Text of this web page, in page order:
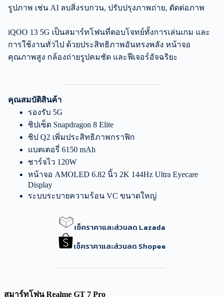
รูปภาพ เช่น AI ลบสิ่งรบกวน, ปรับปรุงภาพถ่าย, ตัดต่อภาพ
iQOO 13 5G เป็นสมาร์ทโฟนที่ตอบโจทย์ทั้งการเล่นเกม และ
การใช้งานทั่วไป ด้วยประสิทธิภาพอันทรงพลัง หน้าจอ
คุณภาพสูง กล้องถ่ายรูปคมชัด และฟีเจอร์อัจฉริยะ
คุณสมบัติสินค้า
รองรับ 5G
ชิปเซ็ต Snapdragon 8 Elite
ชิป Q2 เพิ่มประสิทธิภาพกราฟิก
แบตเตอรี่ 6150 mAh
ชาร์จไว 120W
หน้าจอ AMOLED 6.82 นิ้ว 2K 144Hz Ultra Eyecare
Display
ระบบระบายความร้อน VC ขนาดใหญ่
เช็คราคาและส่วนลด Lazada
เช็คราคาและส่วนลด Shopee
สมาร์ทโฟน Realme GT 7 Pro